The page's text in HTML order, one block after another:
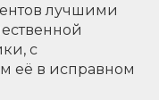
лучшими
с
её в исправном